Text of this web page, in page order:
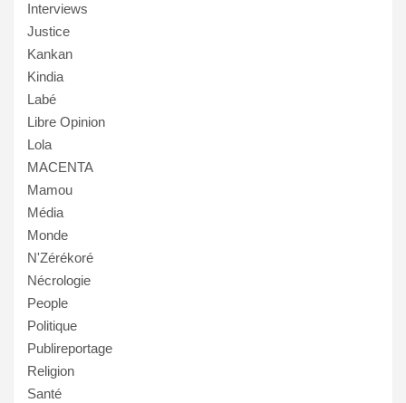
Interviews
Justice
Kankan
Kindia
Labé
Libre Opinion
Lola
MACENTA
Mamou
Média
Monde
N'Zérékoré
Nécrologie
People
Politique
Publireportage
Religion
Santé